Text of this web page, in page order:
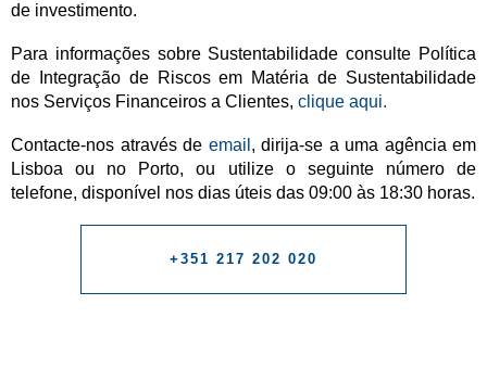
de investimento.
Para informações sobre Sustentabilidade consulte Política
de Integração de Riscos em Matéria de Sustentabilidade
nos Serviços Financeiros a Clientes, clique aqui.
Contacte-nos através de email , dirija-se a uma agência em
Lisboa ou no Porto, ou utilize o seguinte número de
telefone, disponível nos dias úteis das 09:00 às 18:30 horas.
+351 217 202 020